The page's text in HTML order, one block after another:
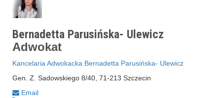
Bernadetta Parusińska- Ulewicz
Adwokat
Kancelaria Adwokacka Bernadetta Parusińska- Ulewicz
Gen. Z. Sadowskiego 8/40, 71-213 Szczecin
Email